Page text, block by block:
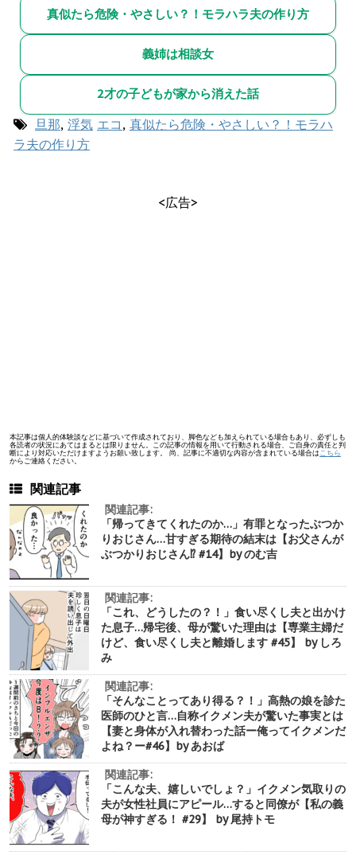
真似たら危険・やさしい？！モラハラ夫の作り方
義姉は相談女
2才の子どもが家から消えた話
旦那, 浮気 エコ , 真似たら危険・やさしい？！モラハ
ラ夫の作り方
<広告>
本記事は個人的体験談などに基づいて作成されており、脚色なども加えられている場合もあり、必ずしも
各読者の状況にあてはまるとは限りません。この記事の情報を用いて行動される場合、ご自身の責任と判
断により対応いただけますようお願い致します。 尚、記事に不適切な内容が含まれている場合は こちら
からご連絡ください。
関連記事
関連記事:
「帰ってきてくれたのか…」有罪となったぶつか
りおじさん…甘すぎる期待の結末は【お父さんが
ぶつかりおじさん⁉︎ #14】by のむ吉
関連記事:
「これ、どうしたの？！」食い尽くし夫と出かけ
た息子…帰宅後、母が驚いた理由は【専業主婦だ
けど、食い尽くし夫と離婚します #45】 by しろ
み
関連記事:
「そんなことってあり得る？！」高熱の娘を診た
医師のひと言…自称イクメン夫が驚いた事実とは
【妻と身体が入れ替わった話ー俺ってイクメンだ
よね？ー#46】by あおば
関連記事:
「こんな夫、嬉しいでしょ？」イクメン気取りの
夫が女性社員にアピール…すると同僚が【私の義
母が神すぎる！ #29】 by 尾持トモ